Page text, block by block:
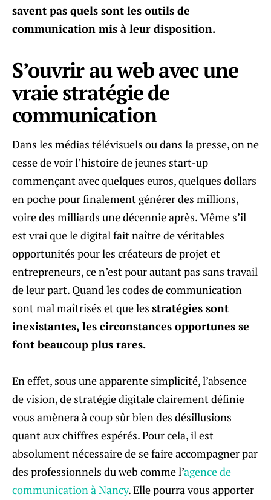
savent pas quels sont les outils de
communication mis à leur disposition.
S’ouvrir au web avec une
vraie stratégie de
communication
Dans les médias télévisuels ou dans la presse, on ne
cesse de voir l’histoire de jeunes start-up
commençant avec quelques euros, quelques dollars
en poche pour finalement générer des millions,
voire des milliards une décennie après. Même s’il
est vrai que le digital fait naître de véritables
opportunités pour les créateurs de projet et
entrepreneurs, ce n’est pour autant pas sans travail
de leur part. Quand les codes de communication
sont mal maîtrisés et que les stratégies sont
inexistantes, les circonstances opportunes se
font beaucoup plus rares.
En effet, sous une apparente simplicité, l’absence
de vision, de stratégie digitale clairement définie
vous amènera à coup sûr bien des désillusions
quant aux chiffres espérés. Pour cela, il est
absolument nécessaire de se faire accompagner par
des professionnels du web comme l’agence de
communication à Nancy. Elle pourra vous apporter